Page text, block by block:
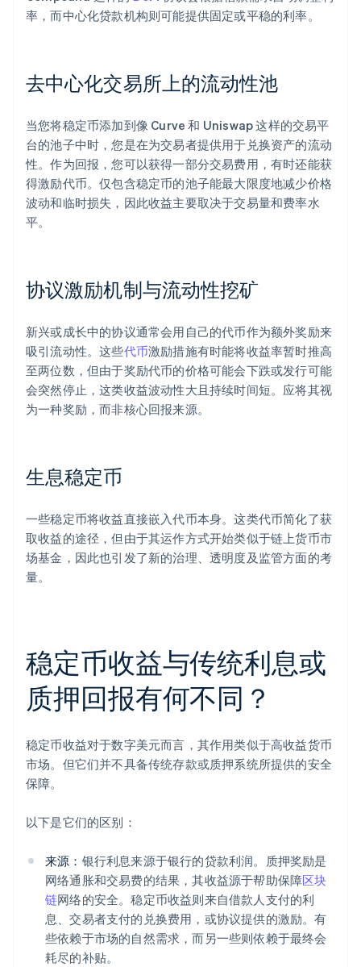
率，而中心化贷款机构则可能提供固定或平稳的利率。
去中心化交易所上的流动性池
当您将稳定币添加到像 Curve 和 Uniswap 这样的交易平
台的池子中时，您是在为交易者提供用于兑换资产的流动
性。作为回报，您可以获得一部分交易费用，有时还能获
得激励代币。仅包含稳定币的池子能最大限度地减少价格
波动和临时损失，因此收益主要取决于交易量和费率水
平。
协议激励机制与流动性挖矿
新兴或成长中的协议通常会用自己的代币作为额外奖励来
吸引流动性。这些代币激励措施有时能将收益率暂时推高
至两位数，但由于奖励代币的价格可能会下跌或发行可能
会突然停止，这类收益波动性大且持续时间短。应将其视
为一种奖励，而非核心回报来源。
生息稳定币
一些稳定币将收益直接嵌入代币本身。这类代币简化了获
取收益的途径，但由于其运作方式开始类似于链上货币市
场基金，因此也引发了新的治理、透明度及监管方面的考
量。
稳定币收益与传统利息或
质押回报有何不同？
稳定币收益对于数字美元而言，其作用类似于高收益货币
市场。但它们并不具备传统存款或质押系统所提供的安全
保障。
以下是它们的区别：
来源： 银行利息来源于银行的贷款利润。质押奖励是
网络通胀和交易费的结果，其收益源于帮助保障区块
链网络的安全。稳定币收益则来自借款人支付的利
息、交易者支付的兑换费用，或协议提供的激励。有
些依赖于市场的自然需求，而另一些则依赖于最终会
耗尽的补贴。